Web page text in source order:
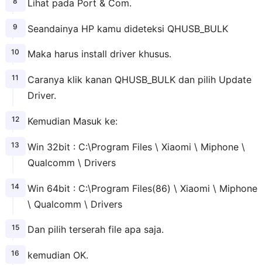
Lihat pada Port & Com.
Seandainya HP kamu dideteksi QHUSB_BULK
Maka harus install driver khusus.
Caranya klik kanan QHUSB_BULK dan pilih Update
Driver.
Kemudian Masuk ke:
Win 32bit : C:\Program Files \ Xiaomi \ Miphone \
Qualcomm \ Drivers
Win 64bit : C:\Program Files(86) \ Xiaomi \ Miphone
\ Qualcomm \ Drivers
Dan pilih terserah file apa saja.
kemudian OK.